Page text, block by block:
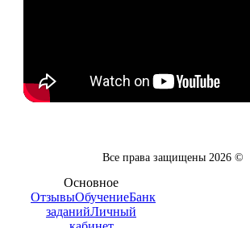
Все права защищены2026 ©
Основное
ОтзывыОбучениеБанк
заданийЛичный